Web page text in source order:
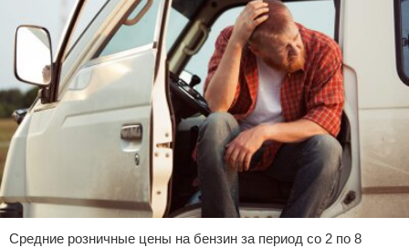
Средние розничные цены на бензин за период со 2 по 8